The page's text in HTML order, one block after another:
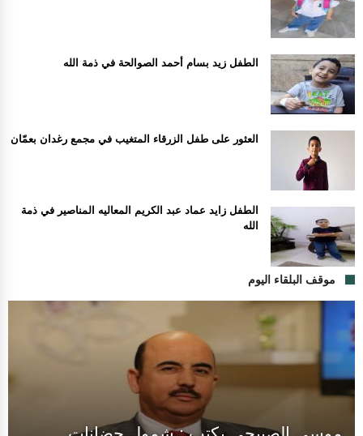
الطفل زيد بسام أحمد الصوالحة في ذمة الله
العثور على طفل الزرقاء المتغيب في مجمع رغدان بعمّان
الطفل زايد عماد عبد الكريم المعاليه المناصير في ذمة
الله
موقف البلقاء اليوم